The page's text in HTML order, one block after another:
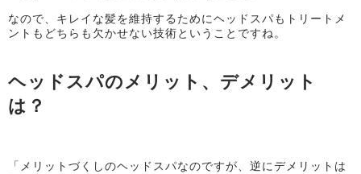
なので、キレイな髪を維持するためにヘッドスパもトリートメ
ントもどちらも欠かせない技術ということですね。
ヘッドスパのメリット、デメリット
は？
「メリットづくしのヘッドスパなのですが、逆にデメリットは